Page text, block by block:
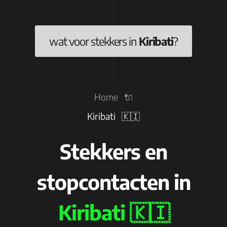
wat voor stekkers in Kiribati?
Home 🔌
Kiribati 🇰🇮
Stekkers en
stopcontacten in
Kiribati 🇰🇮